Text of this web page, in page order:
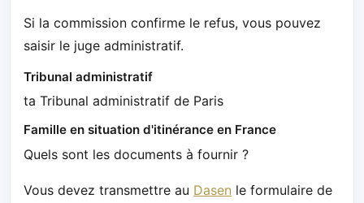
Si la commission confirme le refus, vous pouvez
saisir le juge administratif.
Tribunal administratif
ta Tribunal administratif de Paris
Famille en situation d'itinérance en France
Quels sont les documents à fournir ?
Vous devez transmettre au Dasen le formulaire de